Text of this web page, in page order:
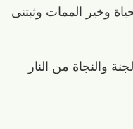
وخير الممات وثبتنى
والنجاة من النار